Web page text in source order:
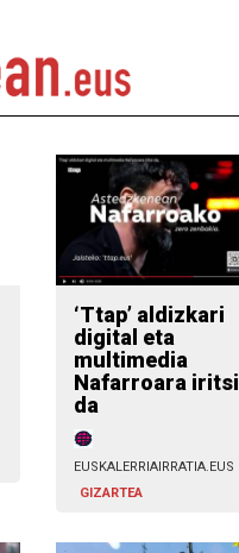
‘Ttap’ aldizkari
digital eta
multimedia
Nafarroara iritsi
da
EUSKALERRIAIRRATIA.EUS
GIZARTEA